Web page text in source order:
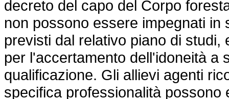
decreto del capo del Corpo
non possono essere impegnati
previsti dal relativo piano di
per l'accertamento dell'idoneità a
qualificazione. Gli allievi agenti
specifica professionalità